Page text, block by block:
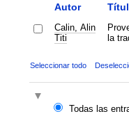
Autor
Calin, Alin
Titi
la
Seleccionar todo
Todas las